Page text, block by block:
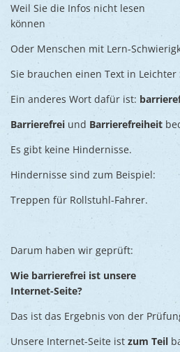
Weil Sie die Infos nicht lesen
können
Oder Menschen mit Lern-
Sie brauchen einen Text in Leichter
Ein anderes Wort dafür ist:
Barrierefrei und Barrierefreiheit
Es gibt keine Hindernisse.
Hindernisse sind zum Beispiel:
Treppen für Rollstuhl-Fahrer.
Darum haben wir geprüft:
Wie barrierefrei ist unsere
Internet-Seite?
Das ist das Ergebnis von der
Unsere Internet-Seite ist zum Teil